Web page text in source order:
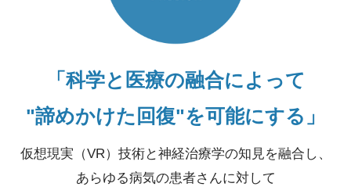
「科学と医療の融合によって
"諦めかけた回復"を可能にする」
仮想現実（VR）技術と神経治療学の知見を融合し、
あらゆる病気の患者さんに対して